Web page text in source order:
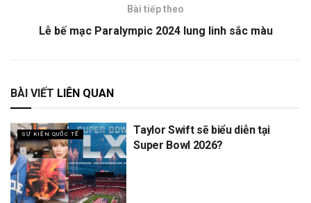
Bài tiếp theo
Lễ bế mạc Paralympic 2024 lung linh sắc màu
BÀI VIẾT LIÊN QUAN
SỰ KIỆN QUỐC TẾ
Taylor Swift sẽ biểu diễn tại
Super Bowl 2026?